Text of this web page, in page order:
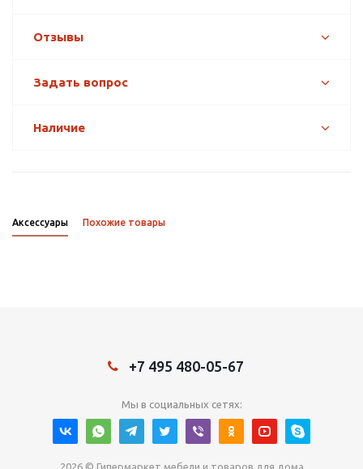
Отзывы
Задать вопрос
Наличие
Аксессуары Похожие товары
+7 495 480-05-67
Мы в социальных сетях:
2026 © Гипермаркет мебели и товаров для дома